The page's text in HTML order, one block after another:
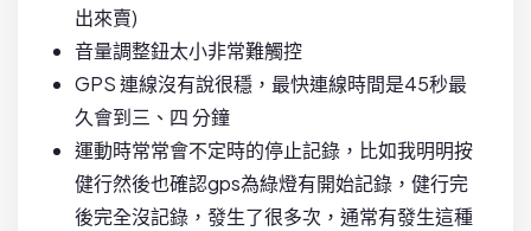
出來賣)
音量調整鈕太小非常難觸控
GPS 連線沒有說很穩，最快連線時間是45秒最
久會到三、四 分鐘
運動時常常會不定時的停止記錄，比如我明明按
健行然後也確認gps為綠燈有開始記錄，健行完
後完全沒記錄，發生了很多次，通常有發生這種